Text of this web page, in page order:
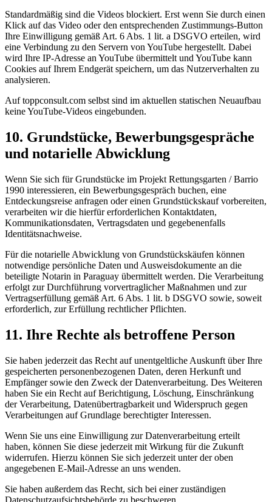
Standardmäßig sind die Videos blockiert. Erst wenn Sie durch einen
Klick auf das Video oder den entsprechenden Zustimmungs-Button
Ihre Einwilligung gemäß Art. 6 Abs. 1 lit. a DSGVO erteilen, wird
eine Verbindung zu den Servern von YouTube hergestellt. Dabei
wird Ihre IP-Adresse an YouTube übermittelt und YouTube kann
Cookies auf Ihrem Endgerät speichern, um das Nutzerverhalten zu
analysieren.
Auf toppconsult.com selbst sind im aktuellen statischen Neuaufbau
keine YouTube-Videos eingebunden.
10. Grundstücke, Bewerbungsgespräche
und notarielle Abwicklung
Wenn Sie sich für Grundstücke im Projekt Rettungsgarten / Barrio
1990 interessieren, ein Bewerbungsgespräch buchen, eine
Entdeckungsreise anfragen oder einen Grundstückskauf vorbereiten,
verarbeiten wir die hierfür erforderlichen Kontaktdaten,
Kommunikationsdaten, Vertragsdaten und gegebenenfalls
Identitätsnachweise.
Für die notarielle Abwicklung von Grundstückskäufen können
notwendige persönliche Daten und Ausweisdokumente an die
beteiligte Notarin in Paraguay übermittelt werden. Die Verarbeitung
erfolgt zur Durchführung vorvertraglicher Maßnahmen und zur
Vertragserfüllung gemäß Art. 6 Abs. 1 lit. b DSGVO sowie, soweit
erforderlich, zur Erfüllung rechtlicher Pflichten.
11. Ihre Rechte als betroffene Person
Sie haben jederzeit das Recht auf unentgeltliche Auskunft über Ihre
gespeicherten personenbezogenen Daten, deren Herkunft und
Empfänger sowie den Zweck der Datenverarbeitung. Des Weiteren
haben Sie ein Recht auf Berichtigung, Löschung, Einschränkung
der Verarbeitung, Datenübertragbarkeit und Widerspruch gegen
Verarbeitungen auf Grundlage berechtigter Interessen.
Wenn Sie uns eine Einwilligung zur Datenverarbeitung erteilt
haben, können Sie diese jederzeit mit Wirkung für die Zukunft
widerrufen. Hierzu können Sie sich jederzeit unter der oben
angegebenen E-Mail-Adresse an uns wenden.
Sie haben außerdem das Recht, sich bei einer zuständigen
Datenschutzaufsichtsbehörde zu beschweren.